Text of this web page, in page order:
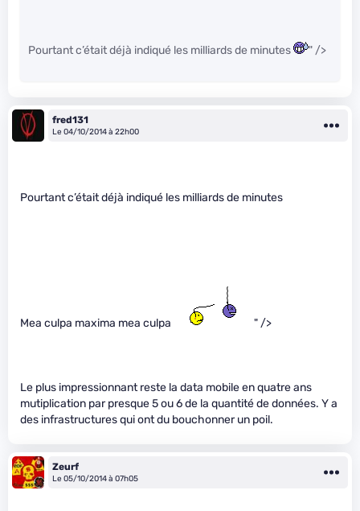
Pourtant c’était déjà indiqué les milliards de minutes " />
fred131
Le 04/10/2014 à 22h00
Pourtant c’était déjà indiqué les milliards de minutes
Mea culpa maxima mea culpa " />
Le plus impressionnant reste la data mobile en quatre ans
mutiplication par presque 5 ou 6 de la quantité de données. Y a
des infrastructures qui ont du bouchonner un poil.
Zeurf
Le 05/10/2014 à 07h05